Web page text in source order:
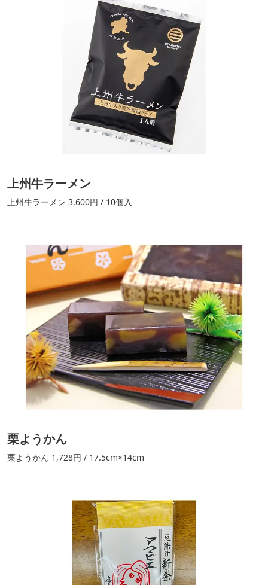
上州牛ラーメン
上州牛ラーメン 3,600円 / 10個入
栗ようかん
栗ようかん 1,728円 / 17.5cm×14cm